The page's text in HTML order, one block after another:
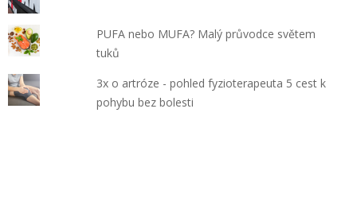
PUFA nebo MUFA? Malý průvodce světem
tuků
3x o artróze - pohled fyzioterapeuta 5 cest k
pohybu bez bolesti